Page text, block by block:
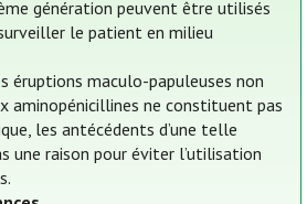
génération peuvent être utilisés
le patient en milieu
éruptions maculo-papuleuses non
aminopénicillines ne constituent pas
les antécédents d’une telle
une raison pour éviter l’utilisation